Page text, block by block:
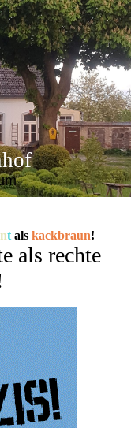
nt als kackbraun!
als rechte